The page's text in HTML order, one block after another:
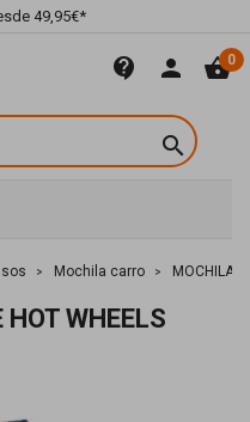
49,95€*
contact_support person shopping_basket0

Mochila carro MOCHILA
WHEELS